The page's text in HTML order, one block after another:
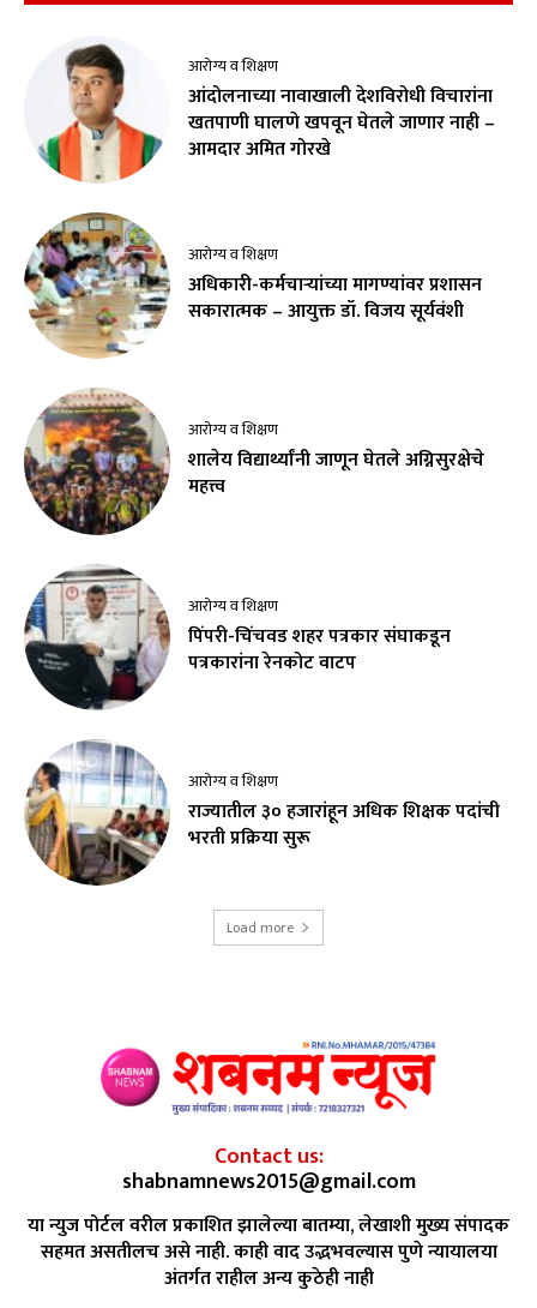
आरोग्य व शिक्षण
आंदोलनाच्या नावाखाली देशविरोधी विचारांना
खतपाणी घालणे खपवून घेतले जाणार नाही –
आमदार अमित गोरखे
आरोग्य व शिक्षण
अधिकारी-कर्मचाऱ्यांच्या मागण्यांवर प्रशासन
सकारात्मक – आयुक्त डॉ. विजय सूर्यवंशी
आरोग्य व शिक्षण
शालेय विद्यार्थ्यांनी जाणून घेतले अग्निसुरक्षेचे
महत्त्व
आरोग्य व शिक्षण
पिंपरी-चिंचवड शहर पत्रकार संघाकडून
पत्रकारांना रेनकोट वाटप
आरोग्य व शिक्षण
राज्यातील ३० हजारांहून अधिक शिक्षक पदांची
भरती प्रक्रिया सुरू
Load more
Contact us:
shabnamnews2015@gmail.com
या न्युज पोर्टल वरील प्रकाशित झालेल्या बातम्या, लेखाशी मुख्य संपादक
सहमत असतीलच असे नाही. काही वाद उद्भभवल्यास पुणे न्यायालया
अंतर्गत राहील अन्य कुठेही नाही